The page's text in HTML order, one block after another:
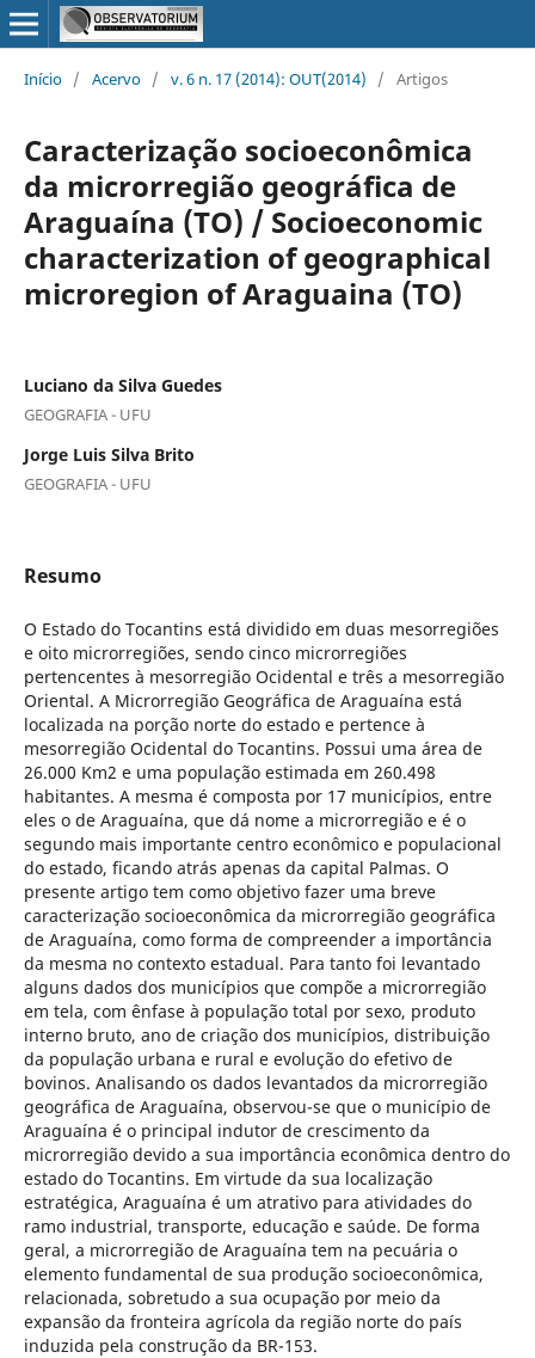
Início / Acervo / v. 6 n. 17 (2014): OUT(2014) / Artigos
Caracterização socioeconômica
da microrregião geográfica de
Araguaína (TO) / Socioeconomic
characterization of geographical
microregion of Araguaina (TO)
Luciano da Silva Guedes
GEOGRAFIA - UFU
Jorge Luis Silva Brito
GEOGRAFIA - UFU
Resumo
O Estado do Tocantins está dividido em duas mesorregiões
e oito microrregiões, sendo cinco microrregiões
pertencentes à mesorregião Ocidental e três a mesorregião
Oriental. A Microrregião Geográfica de Araguaína está
localizada na porção norte do estado e pertence à
mesorregião Ocidental do Tocantins. Possui uma área de
26.000 Km2 e uma população estimada em 260.498
habitantes. A mesma é composta por 17 municípios, entre
eles o de Araguaína, que dá nome a microrregião e é o
segundo mais importante centro econômico e populacional
do estado, ficando atrás apenas da capital Palmas. O
presente artigo tem como objetivo fazer uma breve
caracterização socioeconômica da microrregião geográfica
de Araguaína, como forma de compreender a importância
da mesma no contexto estadual. Para tanto foi levantado
alguns dados dos municípios que compõe a microrregião
em tela, com ênfase à população total por sexo, produto
interno bruto, ano de criação dos municípios, distribuição
da população urbana e rural e evolução do efetivo de
bovinos. Analisando os dados levantados da microrregião
geográfica de Araguaína, observou-se que o município de
Araguaína é o principal indutor de crescimento da
microrregião devido a sua importância econômica dentro do
estado do Tocantins. Em virtude da sua localização
estratégica, Araguaína é um atrativo para atividades do
ramo industrial, transporte, educação e saúde. De forma
geral, a microrregião de Araguaína tem na pecuária o
elemento fundamental de sua produção socioeconômica,
relacionada, sobretudo a sua ocupação por meio da
expansão da fronteira agrícola da região norte do país
induzida pela construção da BR-153.